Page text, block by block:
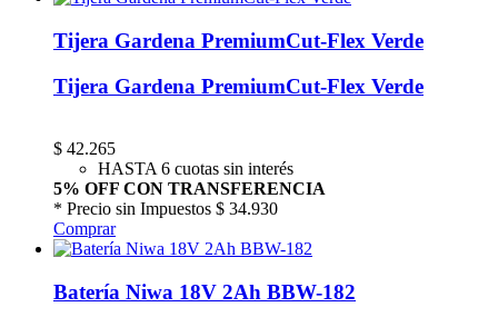
Tijera Gardena PremiumCut-Flex Verde
Tijera Gardena PremiumCut-Flex Verde
$ 42.265
HASTA 6 cuotas sin interés
5% OFF CON TRANSFERENCIA
* Precio sin Impuestos $ 34.930
Comprar
Batería Niwa 18V 2Ah BBW-182